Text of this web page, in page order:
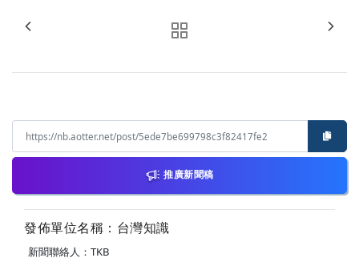
推廣新聞稿
發佈單位名稱：台灣知識
新聞聯絡人：TKB